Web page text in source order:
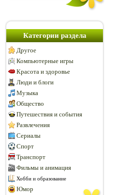
Категории раздела
Другое
Компьютерные игры
Красота и здоровье
Люди и блоги
Музыка
Общество
Путешествия и события
Развлечения
Сериалы
Спорт
Транспорт
Фильмы и анимация
Хобби и образование
Юмор